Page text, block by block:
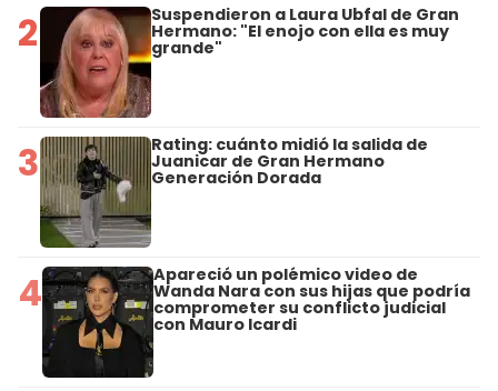
2 Suspendieron a Laura Ubfal de Gran
Hermano: "El enojo con ella es muy
grande"
3 Rating: cuánto midió la salida de
Juanicar de Gran Hermano
Generación Dorada
4 Apareció un polémico video de
Wanda Nara con sus hijas que podría
comprometer su conflicto judicial
con Mauro Icardi